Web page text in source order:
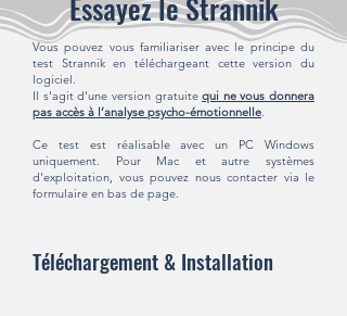
Vous pouvez vous familiariser avec le principe du
test Strannik en téléchargeant cette version du
logiciel.
Il s'agit d'une version gratuitequi ne vous donnera
pas accès à l’analyse psycho-émotionnelle.
Ce test est réalisable avec un PC Windows
uniquement. Pour Mac et autre systèmes
d'exploitation, vous pouvez nous contacter via le
formulaire en bas de page.
Téléchargement & Installation